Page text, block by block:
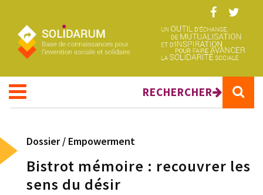
RECHERCHER
Dossier / Empowerment
Bistrot mémoire : recouvrer les
sens du désir